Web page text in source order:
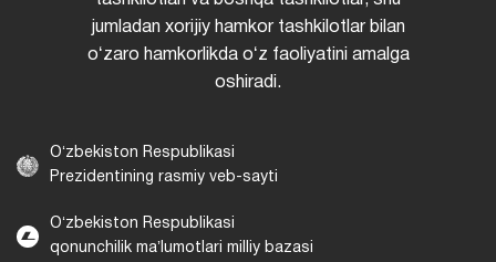
jumladan xorijiy hamkor tashkilotlar bilan
oʻzaro hamkorlikda oʻz faoliyatini amalga
oshiradi.
Oʻzbekiston Respublikasi
Prezidentining rasmiy veb-sayti
Oʻzbekiston Respublikasi
qonunchilik maʼlumotlari milliy bazasi